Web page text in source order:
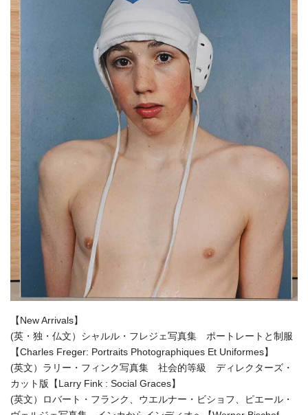
【New Arrivals】
(英・独・仏文）シャルル・フレジェ写真集 ポートレートと制服
【Charles Freger: Portraits Photographiques Et Uniformes】
(英文）ラリー・フィンク写真集 社会的等級 ディレクターズ・
カット版【Larry Fink : Social Graces】
(英文）ロバート・フランク、ウエルナー・ビショフ、ピエール・